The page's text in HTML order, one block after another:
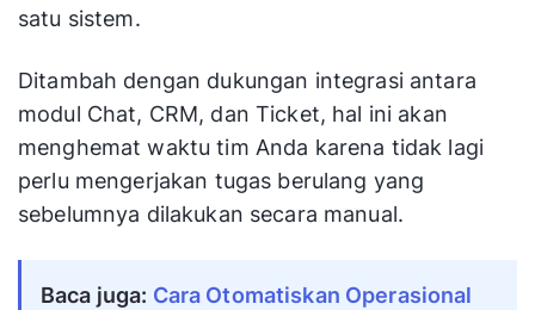
satu sistem.
Ditambah dengan dukungan integrasi antara
modul Chat, CRM, dan Ticket, hal ini akan
menghemat waktu tim Anda karena tidak lagi
perlu mengerjakan tugas berulang yang
sebelumnya dilakukan secara manual.
Baca juga: Cara Otomatiskan Operasional